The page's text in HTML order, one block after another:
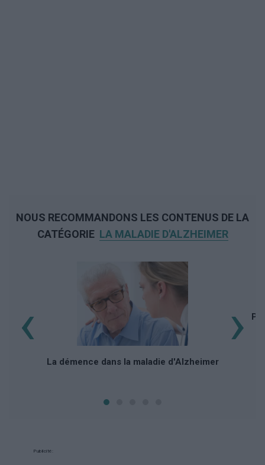
NOUS RECOMMANDONS LES CONTENUS DE LA
CATÉGORIE LA MALADIE D'ALZHEIMER
La démence dans la maladie d'Alzheimer
‹ ›
Publicité: